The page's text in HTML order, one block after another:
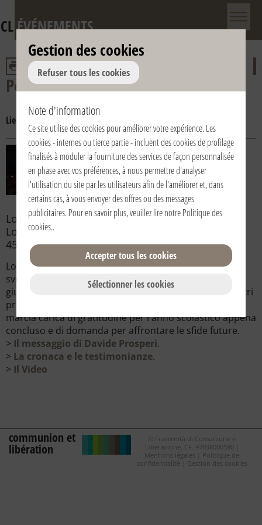
CLÉVÉNEMENTS
Pèlerinages
Lieu:
10/06/2023 | Italia / Italy |
Macerata-Loreto
45° Pellegrinaggio a piedi da
Macerata a Loreto - 45st
Pilgrimage from Macerata to
Loreto - 45ª Peregrinación a pie de Macerata a
Loreto - 45° peregrinação a pé Macerata-Loreto -
45e Pèlerinage à pieds de Macerata à Lorette
Lo storico pellegrinaggio, da Macerata a Loreto, si è
svolto nella notte tra sabato 10 giugno e domenica 11
giugno 2023. Una notte in cammino, ventotto chilometri
pregando e cantando fino alla Casa dell’Annuncio. Una
marcia carica di gratitudine per l'anno scolastico appena
concluso e di domanda per affrontare le sfide future.
> Il messaggio di Davide Prosperi.
> La cronaca e le testimonianze.
> Il Video
communion et
libération
© Fraternità di Comunione e
Liberazione. CF. 97038000580 |
Mentions légales
Politique de
confidentialité
Gestion des cookies
Gestion des cookies
Refuser tous les cookies
Note d'information
Ce site utilise des cookies pour améliorer votre expérience. Les
cookies - internes ou tierce partie - incluent des cookies de profilage
finalisés à moduler la fourniture des services de façon personnalisée
en phase avec vos préférences, à nous permettre d'analyser
l'utilisation du site par les utilisateurs afin de l'améliorer et, dans
certains cas, à vous envoyer des offres ou des messages
publicitaires. Pour en savoir plus, veuillez lire notrePolitique des
cookies..
Sélectionner les cookies
Accepter tous les cookies